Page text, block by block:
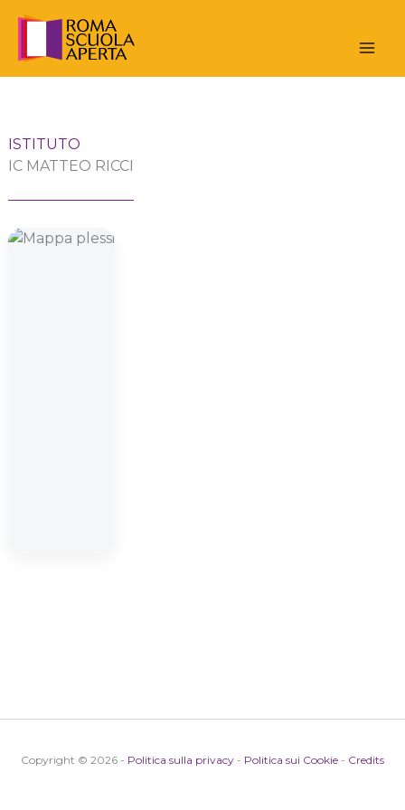
contenuto
ISTITUTO
IC MATTEO RICCI
Copyright © 2026 - Politica sulla privacy - Politica sui Cookie - Credits